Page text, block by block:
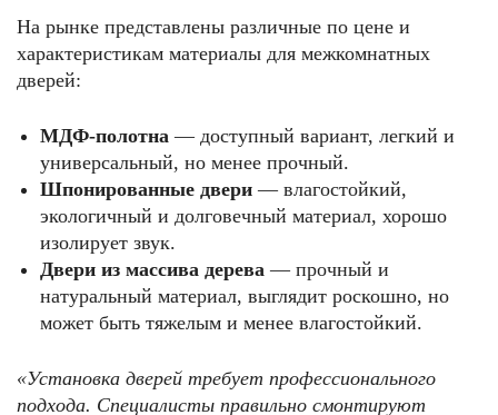
На рынке представлены различные по цене и
характеристикам материалы для межкомнатных
дверей:
МДФ-полотна — доступный вариант, легкий и
универсальный, но менее прочный.
Шпонированные двери — влагостойкий,
экологичный и долговечный материал, хорошо
изолирует звук.
Двери из массива дерева — прочный и
натуральный материал, выглядит роскошно, но
может быть тяжелым и менее влагостойкий.
«Установка дверей требует профессионального
подхода. Специалисты правильно смонтируют